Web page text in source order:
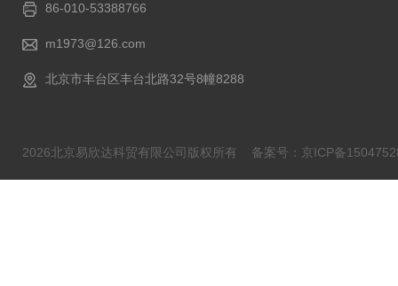
86-010-53388766
m1973@126.com
北京市丰台区丰台北路32号8幢8288
2026北京易欣达科贸有限公司版权所有 备案号：京ICP备